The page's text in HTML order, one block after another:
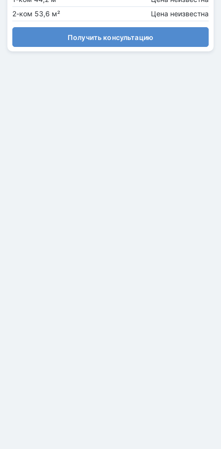
2-ком 53,6 м²
Цена неизвестна
Получить консультацию